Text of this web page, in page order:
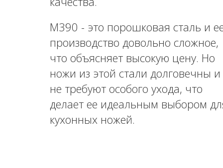
M390 - это порошковая сталь и
производство довольно сложное,
что объясняет высокую цену. Но
ножи из этой стали долговечны и
не требуют особого ухода, что
делает ее идеальным выбором
кухонных ножей.